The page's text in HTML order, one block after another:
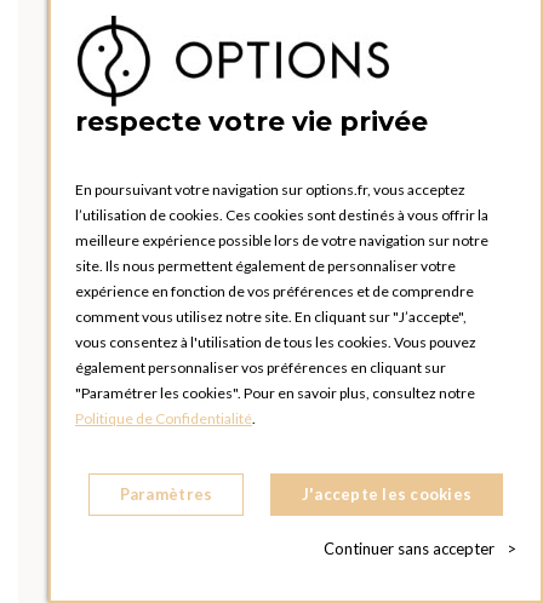
respecte votre vie privée
En poursuivant votre navigation sur options.fr, vous acceptez
l’utilisation de cookies. Ces cookies sont destinés à vous offrir la
meilleure expérience possible lors de votre navigation sur notre
site. Ils nous permettent également de personnaliser votre
expérience en fonction de vos préférences et de comprendre
comment vous utilisez notre site. En cliquant sur "J’accepte",
vous consentez à l'utilisation de tous les cookies. Vous pouvez
également personnaliser vos préférences en cliquant sur
"Paramétrer les cookies". Pour en savoir plus, consultez notre
Politique de Confidentialité.
Paramètres J'accepte les cookies
Continuer sans accepter >